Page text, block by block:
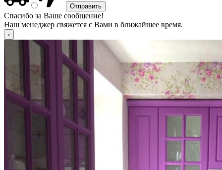
Спасибо за Ваше сообщение!
Наш менеджер свяжется с Вами в ближайшее время.